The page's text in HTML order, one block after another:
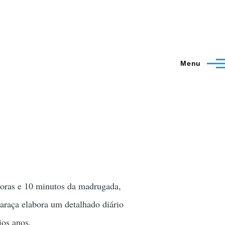
Menu
e 10 minutos da madrugada,
elabora um detalhado diário
anos.